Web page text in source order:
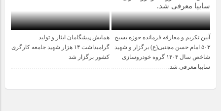
آیین تکریم و معارفه فرمانده حوزه بسیج
۵۰۳ امام حسن مجتبی(ع) برگزار و شهید
شاخص سال ۱۴۰۴ گروه خودروسازی
سایپا معرفی شد.
همایش پیشگامان ایثار و تولید
گرامیداشت ۱۴ هزار شهید جامعه کارگری
کشور برگزار شد